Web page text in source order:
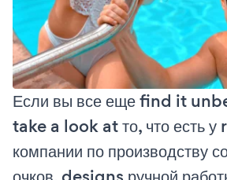
Если вы все еще find it
take a look at то, что есть
компании по производству